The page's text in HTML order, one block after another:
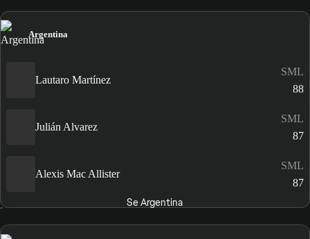
Argentina
Lautaro Martínez
SML
88
Julián Alvarez
SML
87
Alexis Mac Allister
SML
87
Se Argentina